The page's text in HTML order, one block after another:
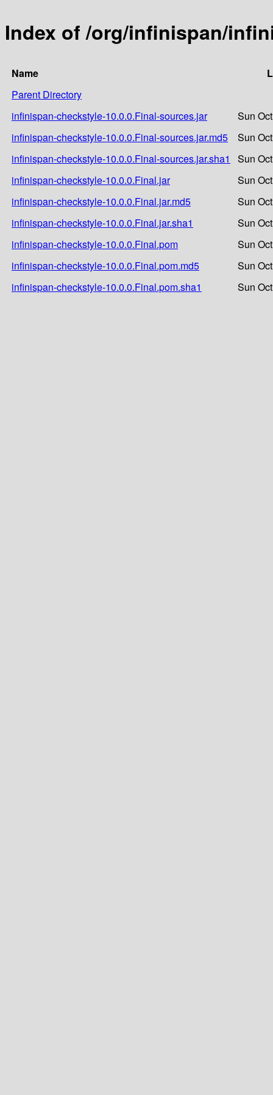
Index of /org/infinispan/
Name
Parent Directory
infinispan-checkstyle-10.0.0.Final-sources.jar
Sun
infinispan-checkstyle-10.0.0.Final-sources.jar.md5
Sun
infinispan-checkstyle-10.0.0.Final-sources.jar.sha1
Sun
infinispan-checkstyle-10.0.0.Final.jar
Sun
infinispan-checkstyle-10.0.0.Final.jar.md5
Sun
infinispan-checkstyle-10.0.0.Final.jar.sha1
Sun
infinispan-checkstyle-10.0.0.Final.pom
Sun
infinispan-checkstyle-10.0.0.Final.pom.md5
Sun
infinispan-checkstyle-10.0.0.Final.pom.sha1
Sun